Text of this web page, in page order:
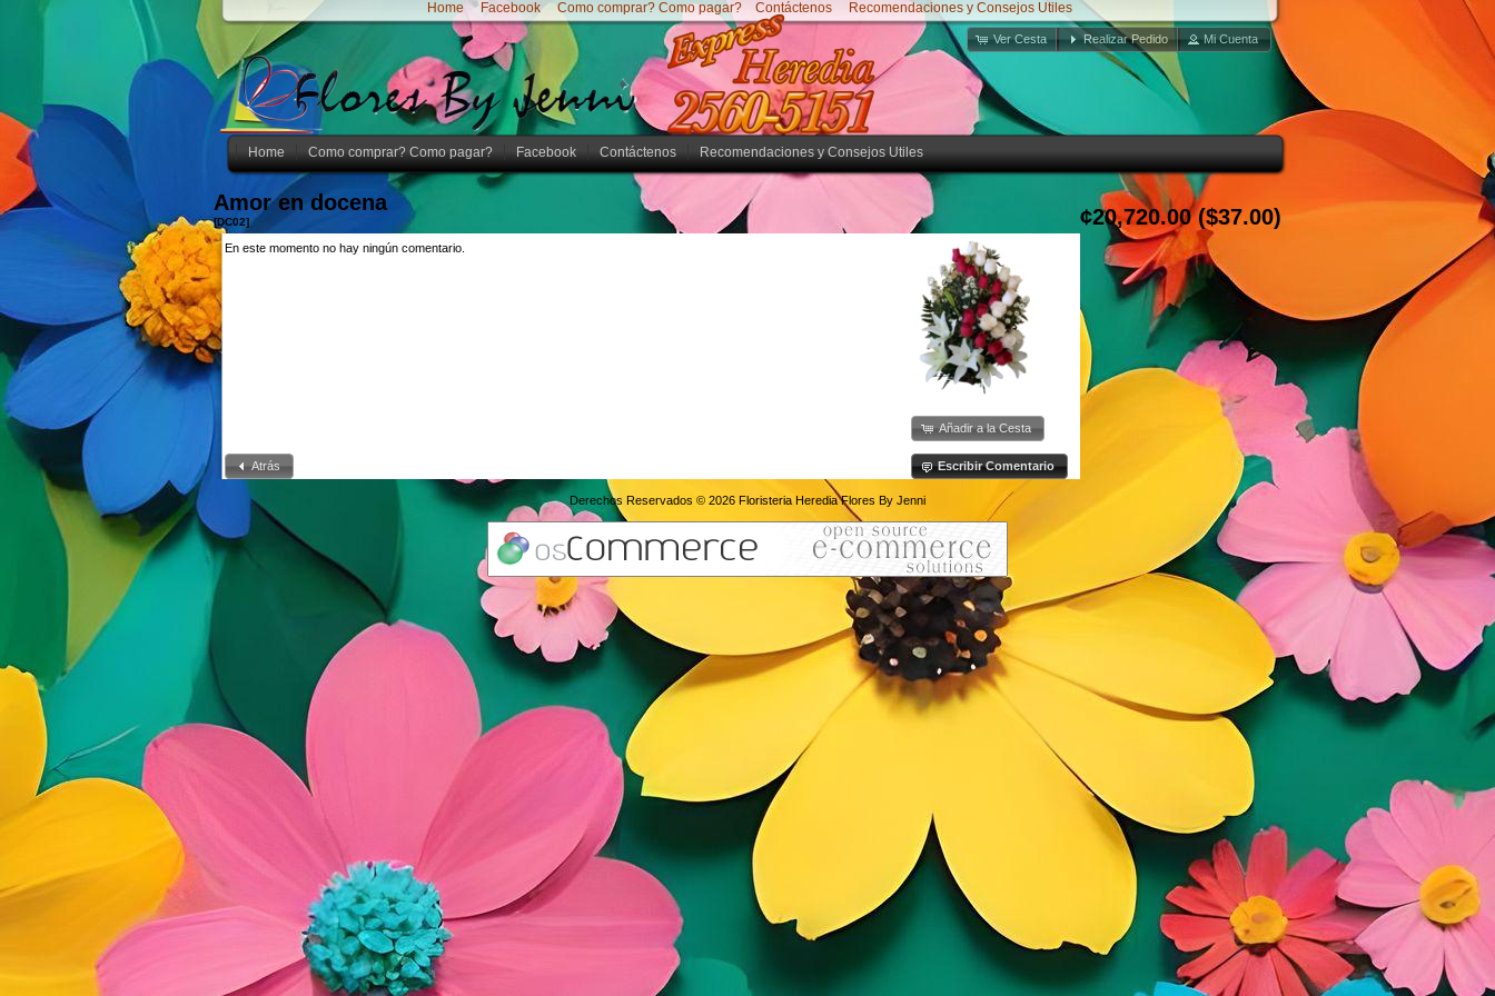
Home Facebook Como comprar? Como pagar? Contáctenos Recomendaciones y Consejos Utiles
Ver Cesta Realizar Pedido Mi Cuenta
Home Como comprar? Como pagar? Facebook Contáctenos Recomendaciones y Consejos Utiles
¢20,720.00 ($37.00)
Amor en docena
[DC02]
Añadir a la Cesta
En este momento no hay ningún comentario.
Escribir Comentario
Atrás
Derechos Reservados © 2026 Floristeria Heredia Flores By Jenni